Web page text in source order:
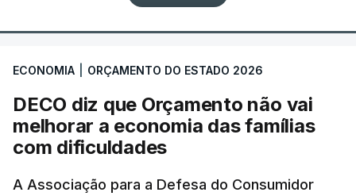
ECONOMIA ORÇAMENTO DO ESTADO 2026
DECO diz que Orçamento não vai
melhorar a economia das famílias
com dificuldades
A Associação para a Defesa do Consumidor